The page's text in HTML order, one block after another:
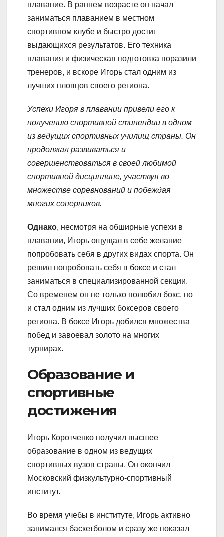
плавание. В раннем возрасте он начал
заниматься плаванием в местном
спортивном клубе и быстро достиг
выдающихся результатов. Его техника
плавания и физическая подготовка поразили
тренеров, и вскоре Игорь стал одним из
лучших пловцов своего региона.
Успехи Игоря в плавании привели его к
получению спортивной стипендии в одном
из ведущих спортивных училищ страны. Он
продолжал развиваться и
совершенствоваться в своей любимой
спортивной дисциплине, участвуя во
множестве соревнований и побеждая
многих соперников.
Однако, несмотря на обширные успехи в
плавании, Игорь ощущал в себе желание
попробовать себя в других видах спорта. Он
решил попробовать себя в боксе и стал
заниматься в специализированной секции.
Со временем он не только полюбил бокс, но
и стал одним из лучших боксеров своего
региона. В боксе Игорь добился множества
побед и завоевал золото на многих
турнирах.
Образование и
спортивные
достижения
Игорь Коротченко получил высшее
образование в одном из ведущих
спортивных вузов страны. Он окончил
Московский физкультурно-спортивный
институт.
Во время учебы в институте, Игорь активно
занимался баскетболом и сразу же показал